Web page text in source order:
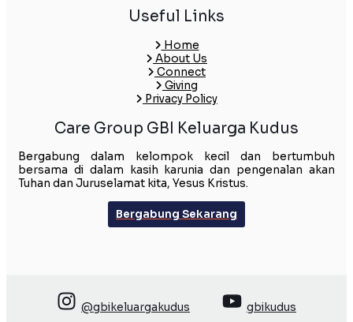
Useful Links
Home
About Us
Connect
Giving
Privacy Policy
Care Group GBI Keluarga Kudus
Bergabung dalam kelompok kecil dan bertumbuh
bersama di dalam kasih karunia dan pengenalan akan
Tuhan dan Juruselamat kita, Yesus Kristus.
Bergabung Sekarang
@gbikeluargakudus gbikudus